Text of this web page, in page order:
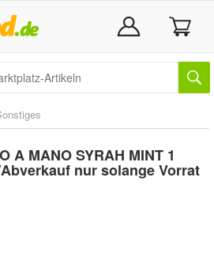
A MANO SYRAH MINT 1
nur solange Vorrat